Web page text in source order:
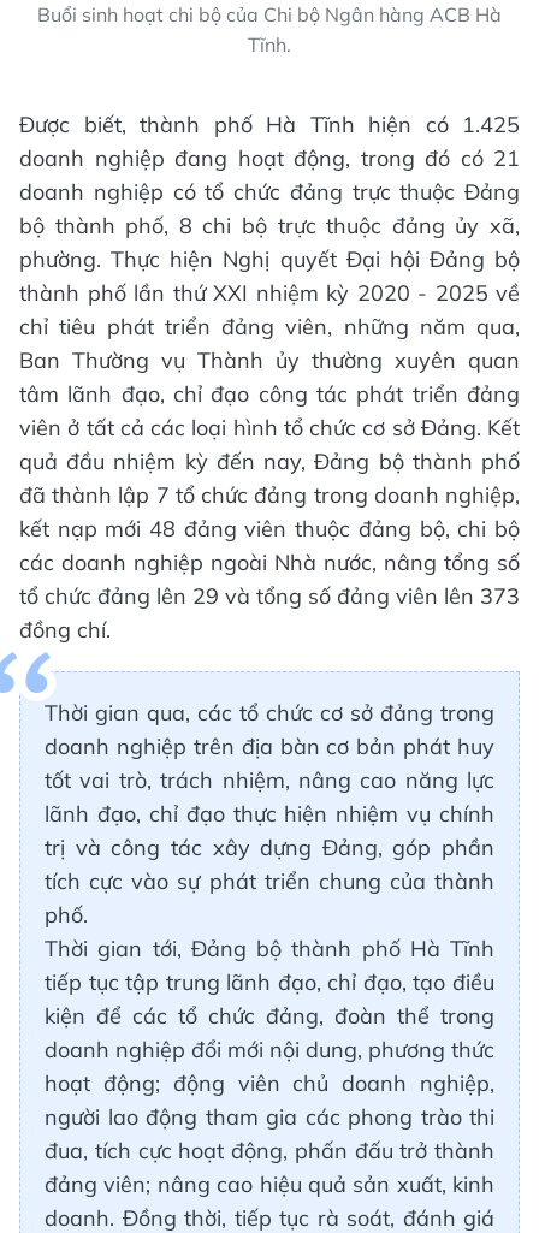
Buổi sinh hoạt chi bộ của Chi bộ Ngân hàng ACB Hà
Tĩnh.
Được biết, thành phố Hà Tĩnh hiện có 1.425
doanh nghiệp đang hoạt động, trong đó có 21
doanh nghiệp có tổ chức đảng trực thuộc Đảng
bộ thành phố, 8 chi bộ trực thuộc đảng ủy xã,
phường. Thực hiện Nghị quyết Đại hội Đảng bộ
thành phố lần thứ XXI nhiệm kỳ 2020 - 2025 về
chỉ tiêu phát triển đảng viên, những năm qua,
Ban Thường vụ Thành ủy thường xuyên quan
tâm lãnh đạo, chỉ đạo công tác phát triển đảng
viên ở tất cả các loại hình tổ chức cơ sở Đảng. Kết
quả đầu nhiệm kỳ đến nay, Đảng bộ thành phố
đã thành lập 7 tổ chức đảng trong doanh nghiệp,
kết nạp mới 48 đảng viên thuộc đảng bộ, chi bộ
các doanh nghiệp ngoài Nhà nước, nâng tổng số
tổ chức đảng lên 29 và tổng số đảng viên lên 373
đồng chí.
Thời gian qua, các tổ chức cơ sở đảng trong
doanh nghiệp trên địa bàn cơ bản phát huy
tốt vai trò, trách nhiệm, nâng cao năng lực
lãnh đạo, chỉ đạo thực hiện nhiệm vụ chính
trị và công tác xây dựng Đảng, góp phần
tích cực vào sự phát triển chung của thành
phố.
Thời gian tới, Đảng bộ thành phố Hà Tĩnh
tiếp tục tập trung lãnh đạo, chỉ đạo, tạo điều
kiện để các tổ chức đảng, đoàn thể trong
doanh nghiệp đổi mới nội dung, phương thức
hoạt động; động viên chủ doanh nghiệp,
người lao động tham gia các phong trào thi
đua, tích cực hoạt động, phấn đấu trở thành
đảng viên; nâng cao hiệu quả sản xuất, kinh
doanh. Đồng thời, tiếp tục rà soát, đánh giá